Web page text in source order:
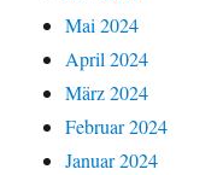
Mai 2024
April 2024
März 2024
Februar 2024
Januar 2024